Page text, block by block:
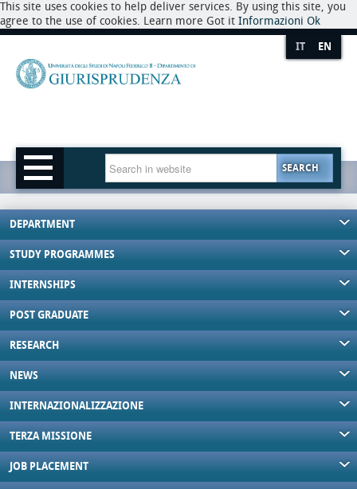
This site uses cookies to help deliver services. By using this site, you
agree to the use of cookies. Learn more Got it Informazioni Ok
IT EN
SEARCH
DEPARTMENT
STUDY PROGRAMMES
INTERNSHIPS
POST GRADUATE
RESEARCH
NEWS
INTERNAZIONALIZZAZIONE
TERZA MISSIONE
JOB PLACEMENT